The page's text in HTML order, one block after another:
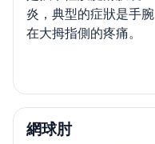
炎，典型的症狀是手腕
在大拇指側的疼痛。
網球肘